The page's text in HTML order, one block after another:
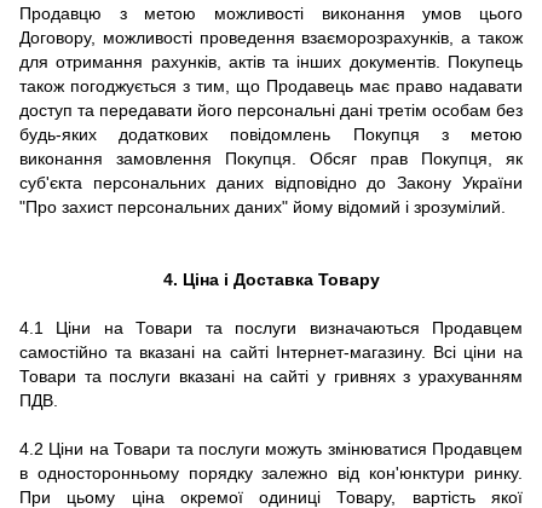
Продавцю з метою можливості виконання умов цього
Договору, можливості проведення взаєморозрахунків, а також
для отримання рахунків, актів та інших документів.
Покупець
також погоджується з тим, що Продавець має право надавати
доступ та передавати його персональні дані третім особам без
будь-яких додаткових повідомлень Покупця з метою
виконання замовлення Покупця.
Обсяг прав Покупця, як
суб'єкта персональних даних відповідно до Закону України
"Про захист персональних даних" йому відомий і зрозумілий.
4. Ціна і Доставка Товару
4.1 Ціни на Товари та послуги визначаються Продавцем
самостійно та вказані на сайті Інтернет-магазину. Всі ціни на
Товари та послуги вказані на сайті у гривнях з урахуванням
ПДВ.
4.2 Ціни на Товари та послуги можуть змінюватися Продавцем
в односторонньому порядку залежно від кон'юнктури ринку.
При цьому ціна окремої одиниці Товару, вартість якої